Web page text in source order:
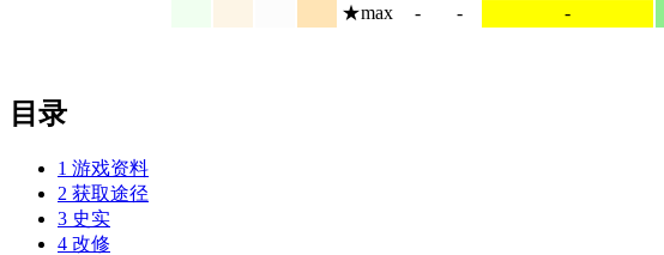
★max
- - -
目录
1 游戏资料
2 获取途径
3 史实
4 改修